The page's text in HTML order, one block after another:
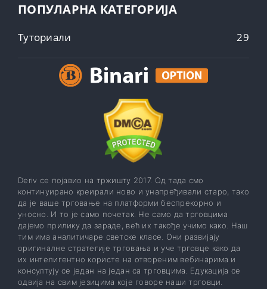
ПОПУЛАРНА КАТЕГОРИЈА
Туториали 29
Deriv се појавио на тржишту 2017. Од тада смо
континуирано креирали ново и унапређивали старо, тако
да је ваше трговање на платформи беспрекорно и
уносно. И то је само почетак. Не само да трговцима
дајемо прилику да зараде, већ их такође учимо како. Наш
тим има аналитичаре светске класе. Они развијају
оригиналне стратегије трговања и уче трговце како да
их интелигентно користе на отвореним вебинарима и
консултују се један на један са трговцима. Едукација се
одвија на свим језицима које говоре наши трговци.